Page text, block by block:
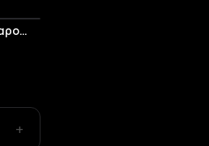
Πανηγύρι στην Κάτω Γαρούνα
+